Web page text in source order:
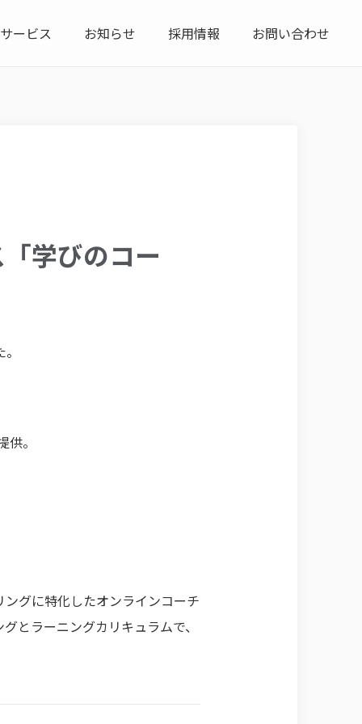
サービス お知らせ 採用情報 お問い合わせ
学びのコー
。
グに特化したオンラインコーチ
とラーニングカリキュラムで、